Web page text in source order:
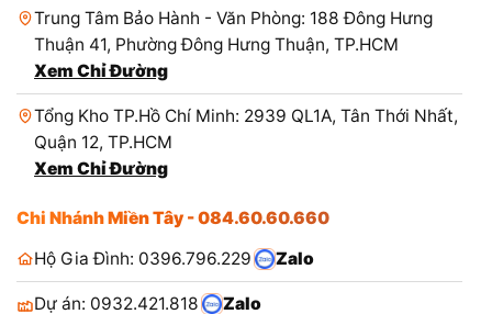
Trung Tâm Bảo Hành - Văn Phòng: 188 Đông Hưng
Thuận 41, Phường Đông Hưng Thuận, TP.HCM
Xem Chỉ Đường
Tổng Kho TP.Hồ Chí Minh: 2939 QL1A, Tân Thới Nhất,
Quận 12, TP.HCM
Xem Chỉ Đường
Chi Nhánh Miền Tây - 084.60.60.660
Hộ Gia Đình: 0396.796.229
Zalo
Dự án: 0932.421.818 Zalo